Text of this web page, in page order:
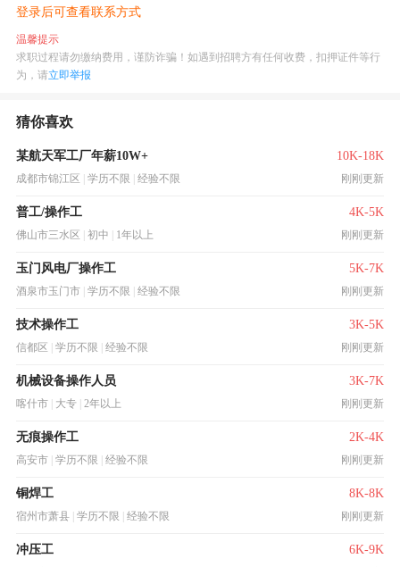
登录后可查看联系方式
温馨提示
求职过程请勿缴纳费用，谨防诈骗！如遇到招聘方有任何收费，扣押证件等行
为，请立即举报
猜你喜欢
某航天军工厂年薪10W+ 10K-18K
成都市锦江区 学历不限 经验不限 刚刚更新
普工/操作工 4K-5K
佛山市三水区 初中 1年以上 刚刚更新
玉门风电厂操作工 5K-7K
酒泉市玉门市 学历不限 经验不限 刚刚更新
技术操作工 3K-5K
信都区 学历不限 经验不限 刚刚更新
机械设备操作人员 3K-7K
喀什市 大专 2年以上 刚刚更新
无痕操作工 2K-4K
高安市 学历不限 经验不限 刚刚更新
铜焊工 8K-8K
宿州市萧县 学历不限 经验不限 刚刚更新
冲压工 6K-9K